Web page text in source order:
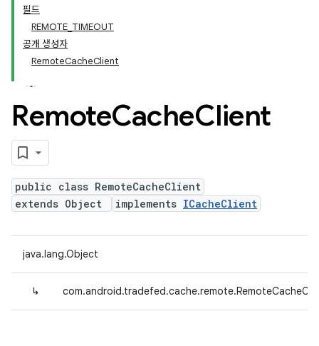
필드
REMOTE TIMEOUT
공개 생성자
RemoteCacheClient
RemoteCacheClient
public class RemoteCacheClient
extends Object
implements ICacheClient
java.lang.Object
↳